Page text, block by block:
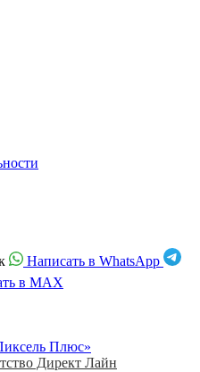
Написать в WhatsApp
в MAX
Плюс»
Директ Лайн